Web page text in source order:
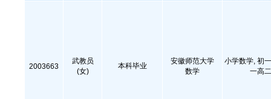
2003663
武教员
(女)
本科毕业
安徽师范大学
数学
小学数学, 初
一高